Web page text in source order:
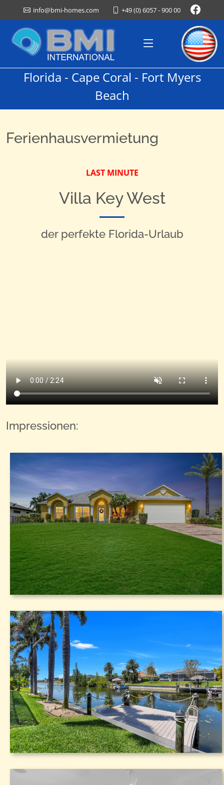
info@bmi-homes.com +49 (0) 6057 - 900 00
Florida - Cape Coral - Fort Myers
Beach
Ferienhausvermietung
LAST MINUTE
Villa Key West
der perfekte Florida-Urlaub
Impressionen: